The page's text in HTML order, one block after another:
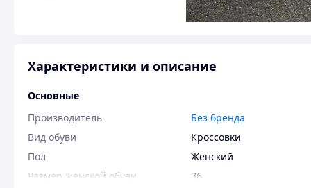
Характеристики и описание
Основные
Производитель
Без бренда
Вид обуви
Кроссовки
Пол
Женский
Размер женской обуви
36